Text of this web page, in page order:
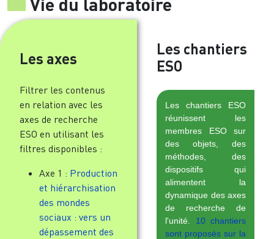
Les axes
Filtrer les contenus
en relation avec les
axes de recherche
ESO en utilisant les
filtres disponibles :
Axe 1 : Production
et hiérarchisation
des mondes
sociaux : vers un
dépassement des
Les chantiers
ESO
Les chantiers ESO
réunissent les
membres ESO sur
des objets, des
méthodes, des
dispositifs qui
alimentent la
dynamique des axes
de recherche de
l'unité. 10 chantiers
sont proposés sur la